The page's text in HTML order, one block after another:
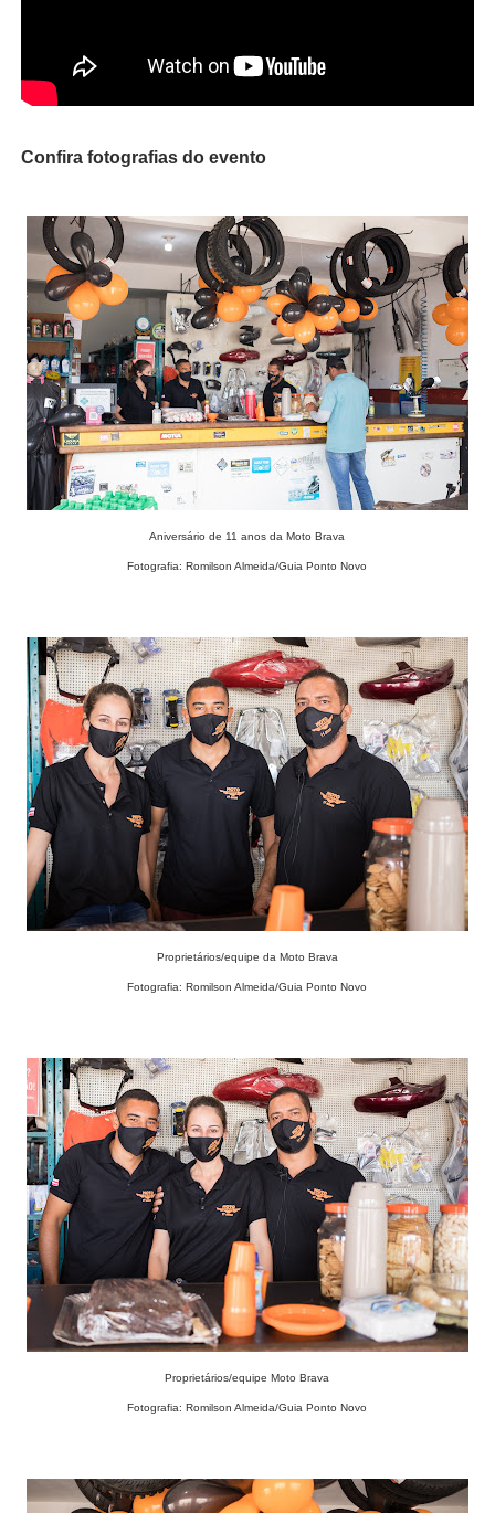
Confira fotografias do evento
Aniversário de 11 anos da Moto Brava
Fotografia: Romilson Almeida/Guia Ponto Novo
Proprietários/equipe da Moto Brava
Fotografia: Romilson Almeida/Guia Ponto Novo
Proprietários/equipe Moto Brava
Fotografia: Romilson Almeida/Guia Ponto Novo